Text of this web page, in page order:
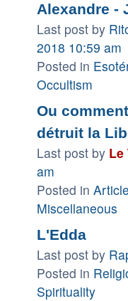
Alexandre -
Last post by
2018 10:59 am
Posted in
Occultism
Ou
détruit la
Last post by Le
am
Posted in
Miscellaneous
L'Edda
Last post by
Posted in
Spirituality